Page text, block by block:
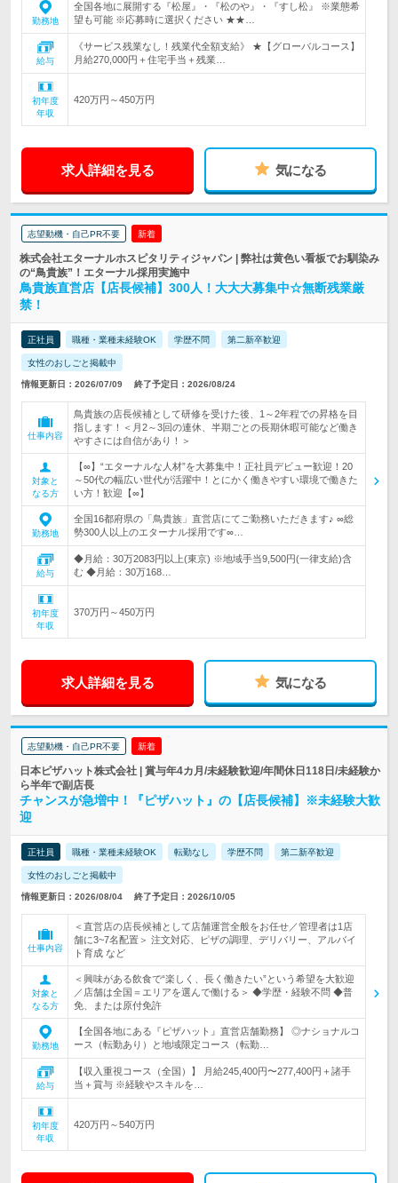
勤務地
全国各地に展開する『松屋』・『松のや』・『すし松』 ※業態希
望も可能 ※応募時に選択ください ★★…
給与
《サービス残業なし！残業代全額支給》 ★【グローバルコース】
月給270,000円＋住宅手当＋残業…
初年度
年収
420万円～450万円
求人詳細を見る 気になる
志望動機・自己PR不要 新着
株式会社エターナルホスピタリティジャパン | 弊社は黄色い看板でお馴染み
の“鳥貴族”！エターナル採用実施中
鳥貴族直営店【店長候補】300人！大大大募集中☆無断残業厳
禁！
正社員 職種・業種未経験OK 学歴不問 第二新卒歓迎
女性のおしごと掲載中
情報更新日：2026/07/09 終了予定日：2026/08/24
仕事内容
鳥貴族の店長候補として研修を受けた後、1～2年程での昇格を目
指します！＜月2～3回の連休、半期ごとの長期休暇可能など働き
やすさには自信があり！＞
対象と
なる方
【∞】“エターナルな人材”を大募集中！正社員デビュー歓迎！20
～50代の幅広い世代が活躍中！とにかく働きやすい環境で働きた
い方！歓迎【∞】
勤務地
全国16都府県の「鳥貴族」直営店にてご勤務いただきます♪ ∞総
勢300人以上のエターナル採用です∞…
給与
◆月給：30万2083円以上(東京) ※地域手当9,500円(一律支給)含
む ◆月給：30万168…
初年度
年収
370万円～450万円
求人詳細を見る 気になる
志望動機・自己PR不要 新着
日本ピザハット株式会社 | 賞与年4カ月/未経験歓迎/年間休日118日/未経験か
ら半年で副店長
チャンスが急増中！『ピザハット』の【店長候補】※未経験大歓
迎
正社員 職種・業種未経験OK 転勤なし 学歴不問 第二新卒歓迎
女性のおしごと掲載中
情報更新日：2026/08/04 終了予定日：2026/10/05
仕事内容
＜直営店の店長候補として店舗運営全般をお任せ／管理者は1店
舗に3~7名配置＞ 注文対応、ピザの調理、デリバリー、アルバイ
ト育成 など
対象と
なる方
＜興味がある飲食で“楽しく、長く働きたい”という希望を大歓迎
／店舗は全国＝エリアを選んで働ける＞ ◆学歴・経験不問 ◆普
免、または原付免許
勤務地
【全国各地にある『ピザハット』直営店舗勤務】 ◎ナショナルコ
ース（転勤あり）と地域限定コース（転勤…
給与
【収入重視コース（全国）】 月給245,400円〜277,400円＋諸手
当＋賞与 ※経験やスキルを…
初年度
年収
420万円～540万円